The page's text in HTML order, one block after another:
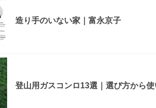
造り手のいない家｜富永京子
登山用ガスコンロ13選｜選び方から